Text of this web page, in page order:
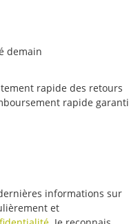
demain
rapide des retours
rapide garanti
informations sur
et